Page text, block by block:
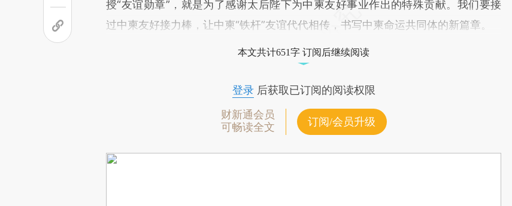
授“友谊勋章”，就是为了感谢太后陛下为中柬友好事业作出的特殊贡献。我们要接
过中柬友好接力棒，让中柬“铁杆”友谊代代相传，书写中柬命运共同体的新篇章。
本文共计651字 订阅后继续阅读
登录后获取已订阅的阅读权限
财新通会员
可畅读全文
订阅/会员升级